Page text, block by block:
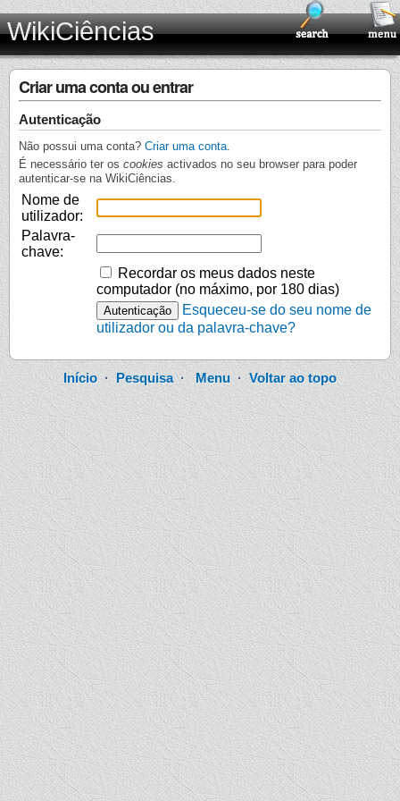
WikiCiências
Criar uma conta ou entrar
Autenticação
Não possui uma conta? Criar uma conta
É necessário ter os cookies activados no seu browser para poder
autenticar-se na WikiCiências.
Nome de
utilizador:
Palavra-
chave:
Recordar os meus dados neste
computador (no máximo, por 180 dias)
Esqueceu-se do seu nome de
utilizador ou da palavra-chave?
Início· Pesquisa·Menu ·Voltar ao topo